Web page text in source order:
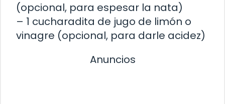
(opcional, para espesar la nata)
– 1 cucharadita de jugo de limón o
vinagre (opcional, para darle acidez)
Anuncios